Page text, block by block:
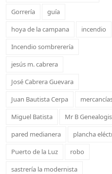
Gorrería
guía
hoya de la campana
incendio
Incendio sombrerería
jesús m. cabrera
José Cabrera Guevara
Juan Bautista Cerpa
Miguel Batista
Mr B
pared medianera
plancha
Puerto de la Luz
robo
sastrería la modernista